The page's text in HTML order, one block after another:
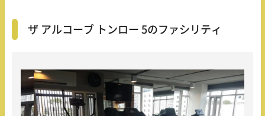
ザ アルコーブ トンロー 5のファシリティ